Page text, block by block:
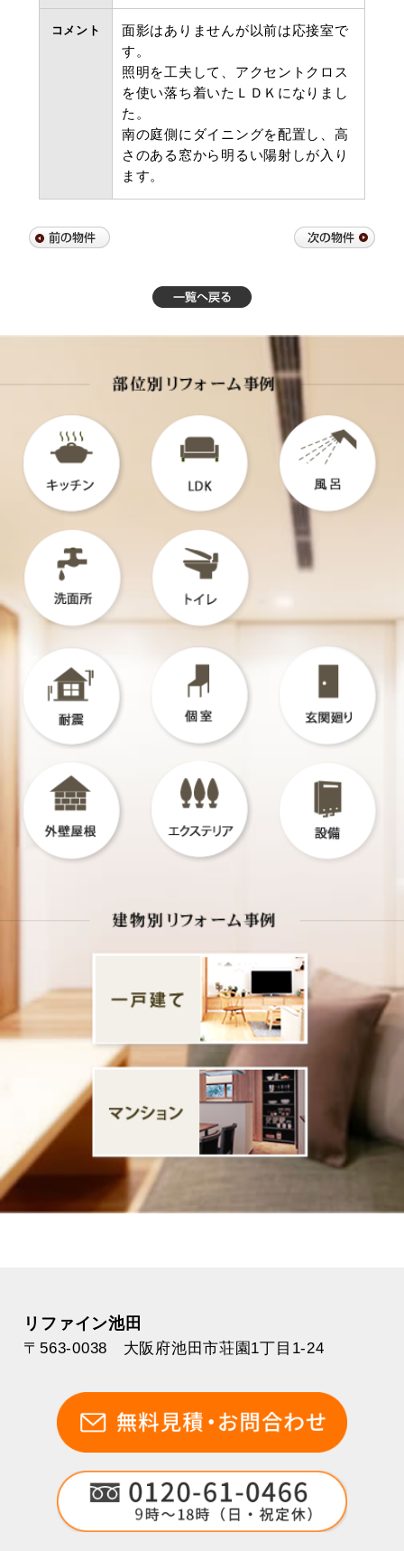
コメント
面影はありませんが以前は応接室で
す。
照明を工夫して、アクセントクロス
を使い落ち着いたＬＤＫになりまし
た。
南の庭側にダイニングを配置し、高
さのある窓から明るい陽射しが入り
ます。
リファイン池田
〒563-0038 大阪府池田市荘園1丁目1-24